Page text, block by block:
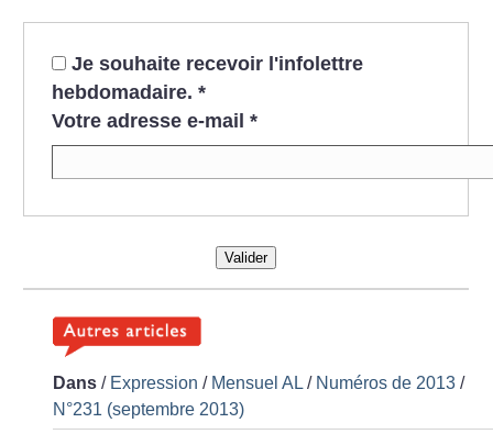
Je souhaite recevoir l'infolettre
hebdomadaire. *
Votre adresse e-mail *
Valider
Dans / Expression / Mensuel AL / Numéros de 2013 /
N°231 (septembre 2013)